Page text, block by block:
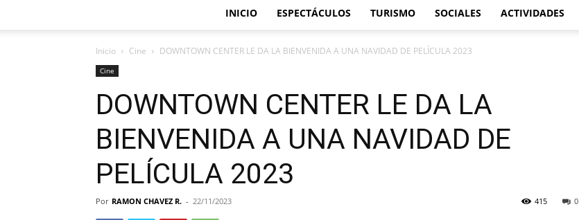
Actividadesartisticas.com
INICIO ESPECTÁCULOS TURISMO SOCIALES ACTIVIDADES
Inicio Cine DOWNTOWN CENTER LE DA LA BIENVENIDA A UNA NAVIDAD DE PELÍCULA 2023
Cine
DOWNTOWN CENTER LE DA LA
BIENVENIDA A UNA NAVIDAD DE
PELÍCULA 2023
Por RAMON CHAVEZ R. - 22/11/2023 0
415